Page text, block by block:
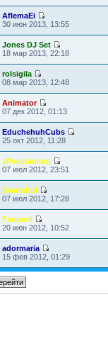
AflemaEi
30 июн 2013, 13:55
Jones DJ Set
18 мар 2013, 22:18
rolsigila
08 мар 2013, 12:48
Animator
07 дек 2012, 01:13
EduchehuhCubs
25 окт 2012, 11:28
aPoectacraro
07 июл 2012, 23:51
Svartehol
07 июл 2012, 17:28
Fergenil
20 июн 2012, 10:52
adormaria
15 фев 2012, 01:29